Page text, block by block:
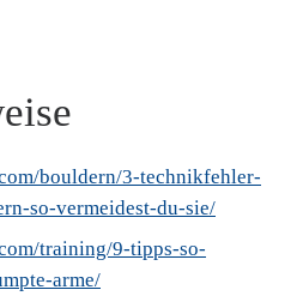
bouldern/3-technikfehler-
so-vermeidest-du-sie/
training/9-tipps-so-
arme/